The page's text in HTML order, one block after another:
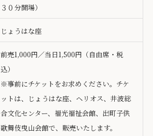
３０分開場）
じょうはな座
前売1,000円／当日1,500円（自由席・税
込）
※事前にチケットをお求めください。チケ
ットは、じょうはな座、ヘリオス、井波総
合文化センター、福光福祉会館、出町子供
歌舞伎曳山会館で、販売いたします。